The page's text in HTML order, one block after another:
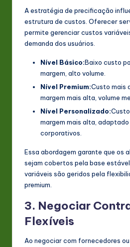
A estratégia de precificação
estrutura de custos. Oferecer
permite gerenciar custos
demanda dos usuários.
Nível Básico:Baixo custo
margem, alto volume.
Nível Premium:Custo mais
margem mais alta, volume
Nível Personalizado:
margem mais alta,
corporativos.
Essa abordagem garante que os
sejam cobertos pela base
variáveis são geridos pela
premium.
3. Negociar
Flexíveis
Ao negociar com fornecedores